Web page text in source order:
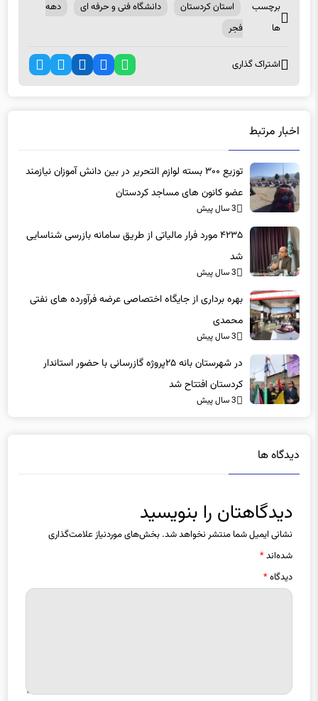
ها فجر
عضو کانون های مساجد کردستان
3 سال پیش
۴۲۳۵ مورد فرار مالیاتی از طریق سامانه بازرسی شناسایی
شد
3 سال پیش
بهره برداری از جایگاه اختصاصی عرضه فرآورده های نفتی
محمدی
کردستان افتتاح شد
3 سال پیش
نشانی ایمیل شما منتشر نخواهد شد.بخش‌های موردنیاز علامت‌گذاری
شده‌اند*
دیدگاه*